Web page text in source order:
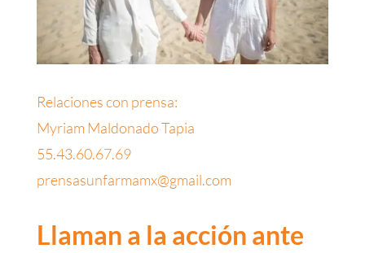
Relaciones con prensa:
Myriam Maldonado Tapia
55.43.60.67.69
prensasunfarmamx@gmail.com
Llaman a la acción ante